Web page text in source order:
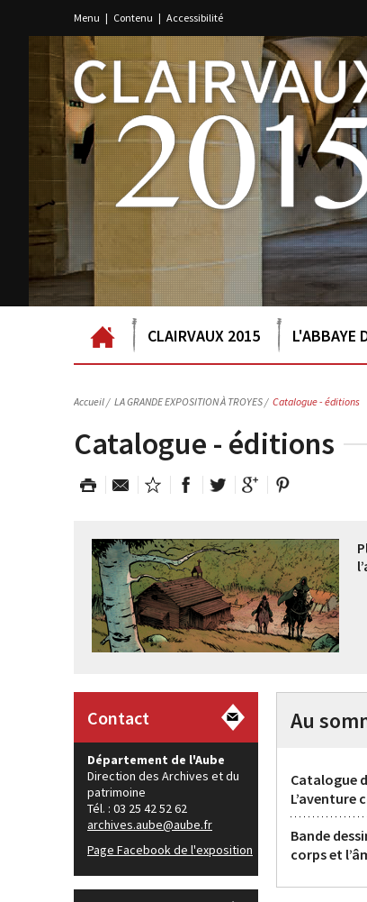
Menu | Contenu | Accessibilité
CLAIRVAUX 2015 L'ABBAYE
Accueil/ LA GRANDE EXPOSITION À TROYES / Catalogue - éditions
Catalogue - éditions
Contact
Département de l'Aube
Direction des Archives et du
patrimoine
Tél. : 03 25 42 52 62
archives.aube@aube.fr
Page Facebook de l'exposition
Au
Catalogue
L’aventure
Bande
corps et